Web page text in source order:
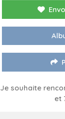
Je souhaite
et